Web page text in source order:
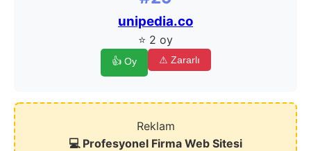
unipedia.co
⭐ 2 oy
👍 Oy ⚠ Zararlı
Reklam
💻 Profesyonel Firma Web Sitesi